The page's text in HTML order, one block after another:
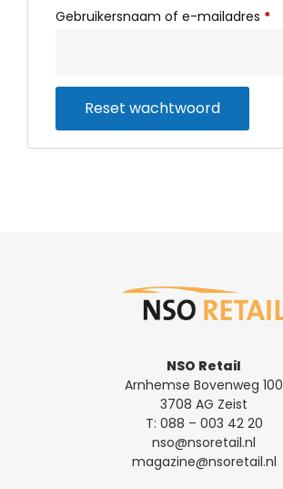
Gebruikersnaam of e-mailadres *
Reset wachtwoord
NSO Retail
Arnhemse Bovenweg 100
3708 AG Zeist
T: 088 – 003 42 20
nso@nsoretail.nl
magazine@nsoretail.nl